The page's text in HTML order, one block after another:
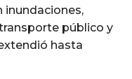
inundaciones,
público y
hasta